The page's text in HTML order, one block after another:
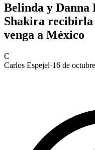
Belinda y Danna
Shakira recibirla
venga a México
C
Carlos Espejel·16 de